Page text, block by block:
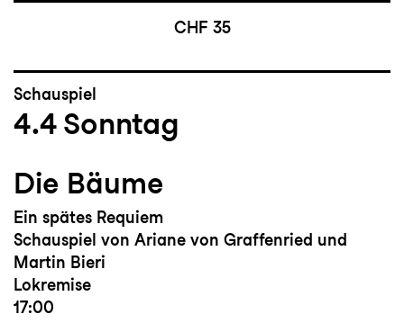
CHF 35
Schauspiel
4.4 Sonntag
Die Bäume
Ein spätes Requiem
Schauspiel von Ariane von Graffenried und
Martin Bieri
Lokremise
17:00